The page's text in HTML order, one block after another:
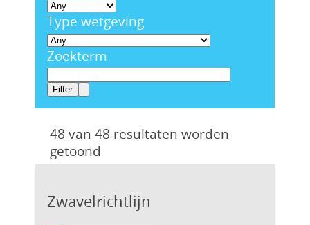
Type wetgeving
Zoekterm
48 van 48 resultaten worden
getoond
Zwavelrichtlijn